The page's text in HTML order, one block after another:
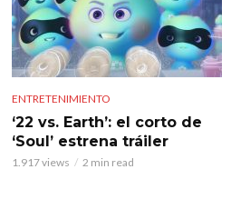
ENTRETENIMIENTO
‘22 vs. Earth’: el corto de
‘Soul’ estrena tráiler
1.917 views 2 min read